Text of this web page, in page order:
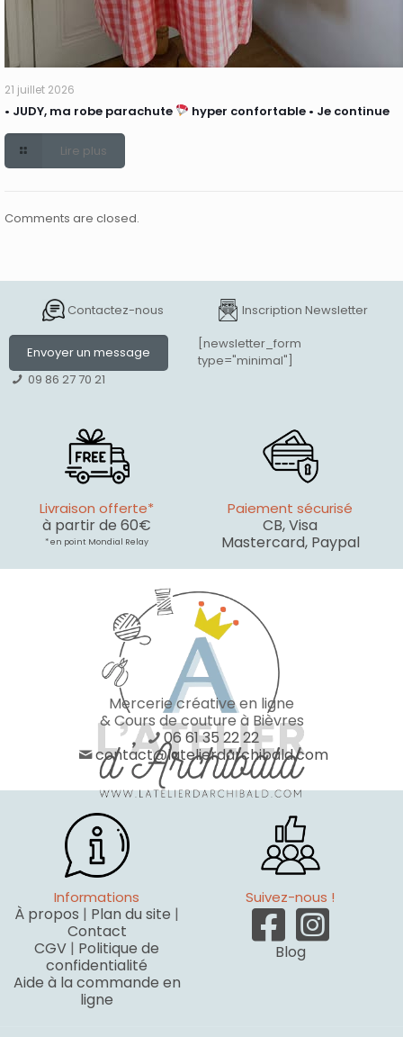
21 juillet 2026
• JUDY, ma robe parachute hyper confortable • Je continue
Lire plus
Comments are closed.
Contactez-nous
Envoyer un message
09 86 27 70 21
Inscription Newsletter
[newsletter_form
type="minimal"]
Livraison offerte*
à partir de 60€
* en point Mondial Relay
Paiement sécurisé
CB, Visa
Mastercard, Paypal
Mercerie créative en ligne
& Cours de couture à Bièvres
06 61 35 22 22
contact@latelierdarchibald.com
Informations
À propos | Plan du site |
Contact
CGV | Politique de
confidentialité
Aide à la commande en
ligne
Suivez-nous !
Blog